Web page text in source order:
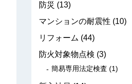
防災 (13)
マンションの耐震性 (10)
リフォーム (44)
防火対象物点検 (3)
簡易専用法定検査 (1)